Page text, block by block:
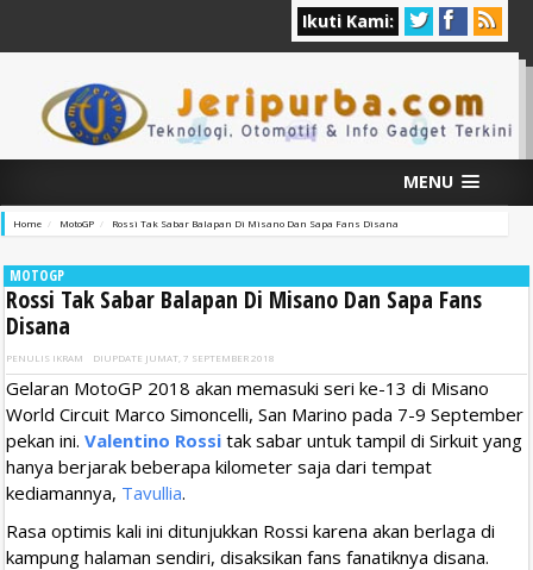
Ikuti Kami:
MENU
Home MotoGP Rossi Tak Sabar Balapan Di Misano Dan Sapa Fans Disana
MOTOGP
Rossi Tak Sabar Balapan Di Misano Dan Sapa Fans
Disana
PENULIS IKRAM DIUPDATE JUMAT, 7 SEPTEMBER 2018
Gelaran MotoGP 2018 akan memasuki seri ke-13 di Misano
World Circuit Marco Simoncelli, San Marino pada 7-9 September
pekan ini. Valentino Rossi tak sabar untuk tampil di Sirkuit yang
hanya berjarak beberapa kilometer saja dari tempat
kediamannya, Tavullia.
Rasa optimis kali ini ditunjukkan Rossi karena akan berlaga di
kampung halaman sendiri, disaksikan fans fanatiknya disana.